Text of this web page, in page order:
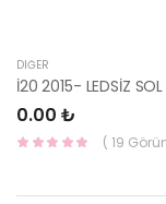
DIĞER
İ20 2015- LEDSİZ
0.00 ₺
( 19